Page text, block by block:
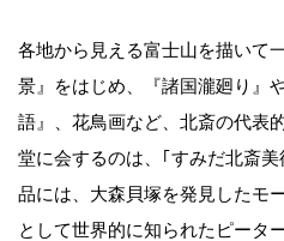
各地から見える富士山を描いて
景』をはじめ、『諸国瀧廻り』
語』、花鳥画など、北斎の代表
堂に会するのは、｢すみだ北斎
品には、大森貝塚を発見したモ
として世界的に知られたピータ